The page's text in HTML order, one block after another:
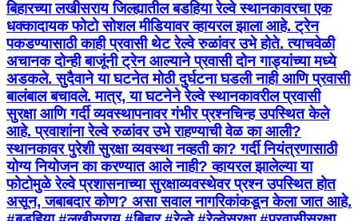
बिहारच्या लखीसराय जिल्ह्यातील बडहिया रेल्वे स्थानकावरचा एक
धक्कादायक फोटो सोशल मीडियावर व्हायरल झाला आहे. ट्रेन
पकडण्यासाठी काही प्रवासी थेट रेल्वे रुळांवर उभे होते. त्याचवेळी
अचानक दोन्ही बाजूंनी ट्रेन आल्याने प्रवासी दोन गाड्यांच्या मध्ये
अडकले. सुदैवाने या घटनेत मोठी दुर्घटना घडली नाही आणि प्रवासी
बालंबाल बचावले. मात्र, या घटनेने रेल्वे स्थानकावरील प्रवासी
सुरक्षा आणि गर्दी व्यवस्थापनावर गंभीर प्रश्नचिन्ह उपस्थित केले
आहे. प्रवाशांना रेल्वे रुळांवर उभे राहण्याची वेळ का आली?
स्थानकावर पुरेशी सुरक्षा व्यवस्था नव्हती का? गर्दी नियंत्रणासाठी
योग्य नियोजन का करण्यात आले नाही? व्हायरल झालेल्या या
फोटोमुळे रेल्वे प्रशासनाच्या सुरक्षाव्यवस्थेवर प्रश्न उपस्थित होत
असून, जबाबदार कोण? असा सवाल नागरिकांकडून केला जात आहे.